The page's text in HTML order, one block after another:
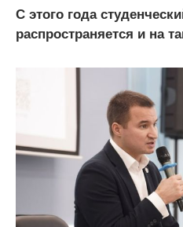
С этого года
распространяется и на